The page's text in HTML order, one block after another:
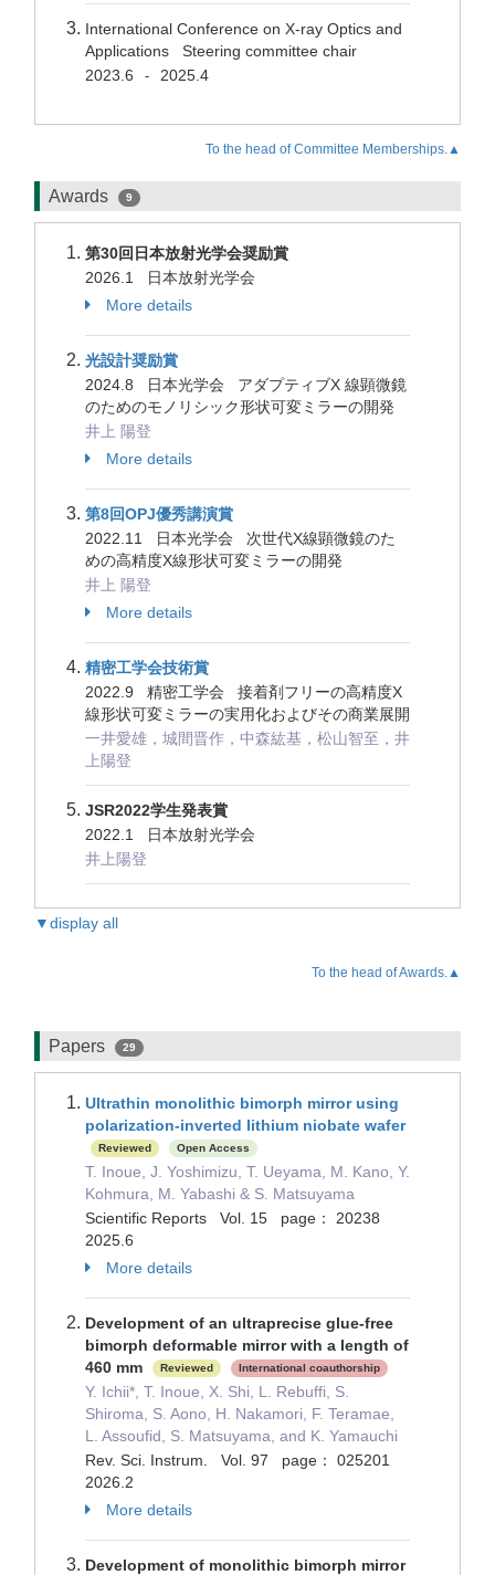
International Conference on X-ray Optics and
Applications Steering committee chair
2023.6
- 2025.4
To the head of Committee Memberships.▲
Awards 9
第30回日本放射光学会奨励賞
2026.1 日本放射光学会
More details
光設計奨励賞
2024.8 日本光学会 アダプティブX 線顕微鏡
のためのモノリシック形状可変ミラーの開発
井上 陽登
More details
第8回OPJ優秀講演賞
2022.11 日本光学会 次世代X線顕微鏡のた
めの高精度X線形状可変ミラーの開発
井上 陽登
More details
精密工学会技術賞
2022.9 精密工学会 接着剤フリーの高精度X
線形状可変ミラーの実用化およびその商業展開
一井愛雄，城間晋作，中森紘基，松山智至，井
上陽登
JSR2022学生発表賞
2022.1 日本放射光学会
井上陽登
▼display all
To the head of Awards.▲
Papers 29
Ultrathin monolithic bimorph mirror using
polarization-inverted lithium niobate wafer
Reviewed Open Access
T. Inoue, J. Yoshimizu, T. Ueyama, M. Kano, Y.
Kohmura, M. Yabashi & S. Matsuyama
Scientific Reports Vol. 15 page： 20238
2025.6
More details
Development of an ultraprecise glue-free
bimorph deformable mirror with a length of
460 mm
Reviewed International coauthorship
Y. Ichii*, T. Inoue, X. Shi, L. Rebuffi, S.
Shiroma, S. Aono, H. Nakamori, F. Teramae,
L. Assoufid, S. Matsuyama, and K. Yamauchi
Rev. Sci. Instrum. Vol. 97 page： 025201
2026.2
More details
Development of monolithic bimorph mirror